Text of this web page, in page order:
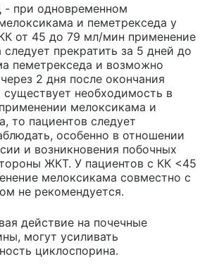
- при одновременном
и пеметрекседа у
от 45 до 79 мл/мин применение
прекратить за 5 дней до
пеметрекседа и возможно
2 дня после окончания
существует необходимость в
мелоксикама и
то пациентов следует
особенно в отношении
и возникновения побочных
ЖКТ. У пациентов с КК <45
мелоксикама совместно с
не рекомендуется.
действие на почечные
могут усиливать
циклоспорина.